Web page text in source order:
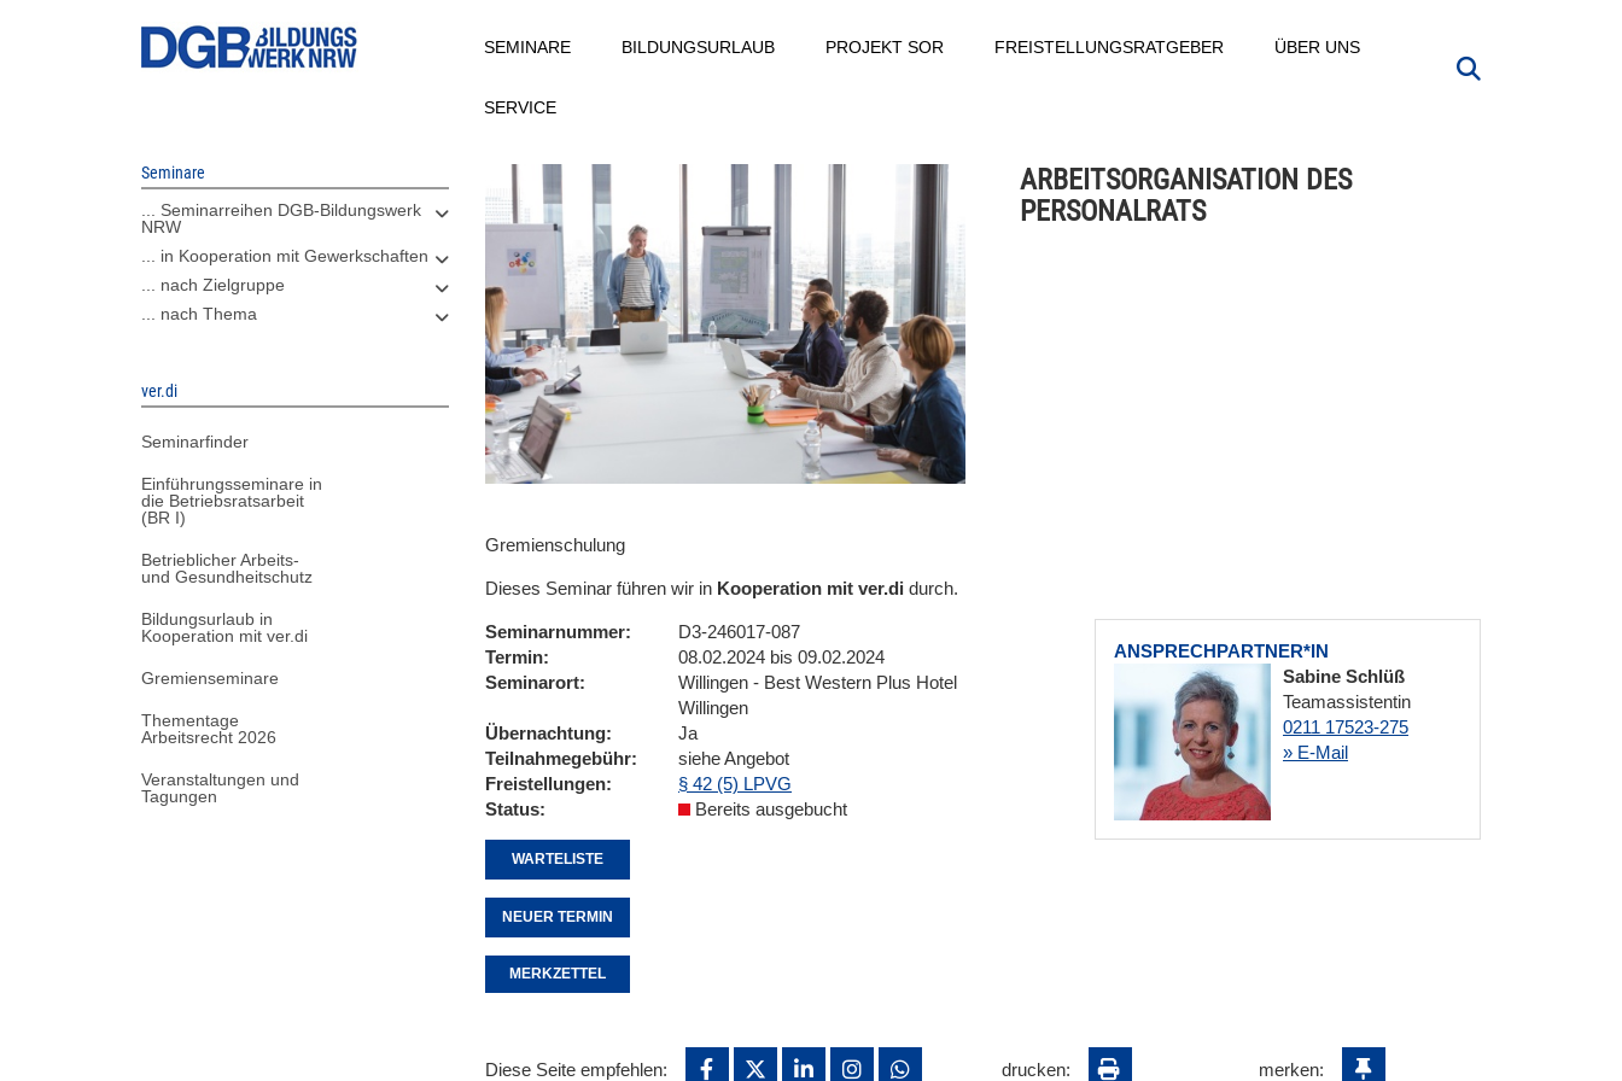
SEMINARE BILDUNGSURLAUB PROJEKT SOR FREISTELLUNGSRATGEBER ÜBER UNS
SERVICE
Seminare
... Seminarreihen DGB-Bildungswerk
NRW
... in Kooperation mit Gewerkschaften
... nach Zielgruppe
... nach Thema
ver.di
Seminarfinder
Einführungsseminare in
die Betriebsratsarbeit
(BR I)
Betrieblicher Arbeits-
und Gesundheitschutz
Bildungsurlaub in
Kooperation mit ver.di
Gremienseminare
Thementage
Arbeitsrecht 2026
Veranstaltungen und
Tagungen
ARBEITSORGANISATION DES
PERSONALRATS
Gremienschulung
Dieses Seminar führen wir in Kooperation mit ver.di durch.
ANSPRECHPARTNER*IN
Sabine Schlüß
Teamassistentin
0211 17523-275
» E-Mail
Seminarnummer
D3-246017-087
Termin
08.02.2024 bis 09.02.2024
Seminarort
Willingen - Best Western Plus Hotel
Willingen
Übernachtung
Ja
Teilnahmegebühr
siehe Angebot
Freistellungen
§ 42 (5) LPVG
Status
Bereits ausgebucht
WARTELISTE
NEUER TERMIN
MERKZETTEL
Diese Seite empfehlen: drucken: merken: